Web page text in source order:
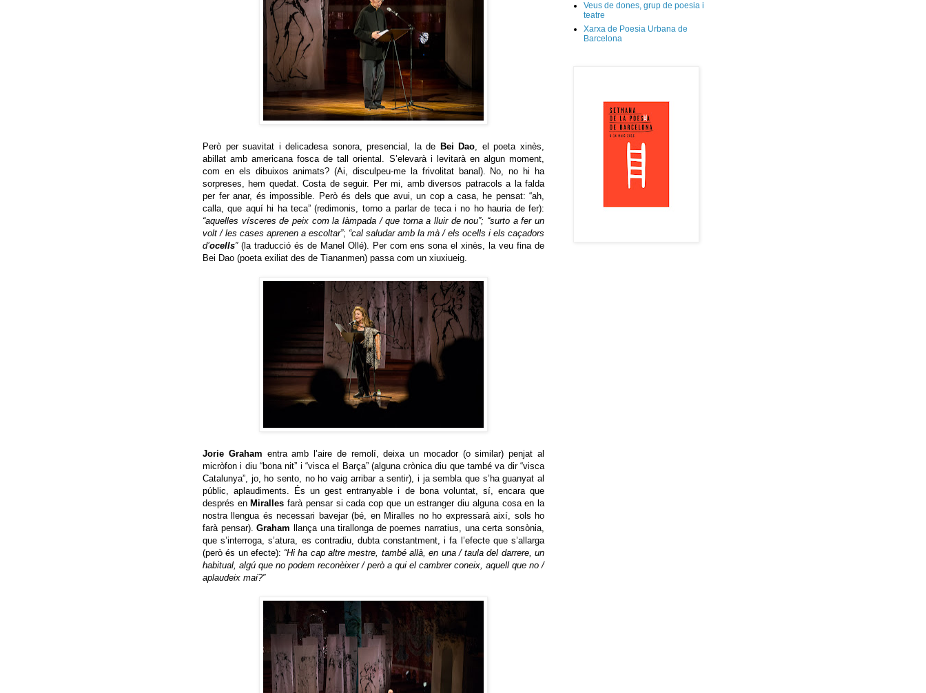
Però per suavitat i delicadesa sonora, presencial, la de Bei Dao , el poeta xinès,
abillat amb americana fosca de tall oriental. S’elevarà i levitarà en algun moment,
com en els dibuixos animats? (Ai, disculpeu-me la frivolitat banal). No, no hi ha
sorpreses, hem quedat. Costa de seguir. Per mi, amb diversos patracols a la falda
per fer anar, és impossible. Però és dels que avui, un cop a casa, he pensat: “ah,
calla, que aquí hi ha teca” (redimonis, torno a parlar de teca i no ho hauria de fer):
“aquelles vísceres de peix com la làmpada / que torna a lluir de nou”; “surto a fer un
volt / les cases aprenen a escoltar”; “cal saludar amb la mà / els ocells i els caçadors
d’ocells”(la traducció és de Manel Ollé). Per com ens sona el xinès, la veu fina de
Bei Dao (poeta exiliat des de Tiananmen) passa com un xiuxiueig.
Jorie Graham entra amb l’aire de remolí, deixa un mocador (o similar) penjat al
micròfon i diu “bona nit” i “visca el Barça” (alguna crònica diu que també va dir “visca
Catalunya”, jo, ho sento, no ho vaig arribar a sentir), i ja sembla que s’ha guanyat al
públic, aplaudiments. És un gest entranyable i de bona voluntat, sí, encara que
després enMiralles farà pensar si cada cop que un estranger diu alguna cosa en la
nostra llengua és necessari bavejar (bé, en Miralles no ho expressarà així, sols ho
farà pensar).Graham llança una tirallonga de poemes narratius, una certa sonsònia,
que s’interroga, s’atura, es contradiu, dubta constantment, i fa l’efecte que s’allarga
(però és un efecte): “Hi ha cap altre mestre, també allà, en una / taula del darrere, un
habitual, algú que no podem reconèixer / però a qui el cambrer coneix, aquell que no /
aplaudeix mai?”
Veus de dones, grup de poesia i
teatre
Xarxa de Poesia Urbana de
Barcelona